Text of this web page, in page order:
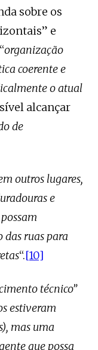
sobre os
e
organização
coerente e
o atual
alcançar
de
outros lugares,
e
ruas para
“.[10]
técnico”
estiveram
mas uma
que possa